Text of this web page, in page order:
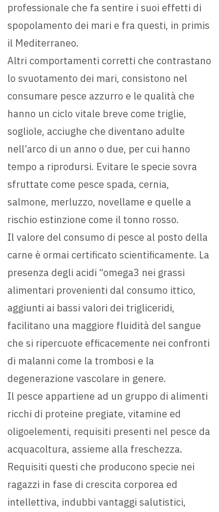
professionale che fa sentire i suoi effetti di
spopolamento dei mari e fra questi, in primis
il Mediterraneo.
Altri comportamenti corretti che contrastano
lo svuotamento dei mari, consistono nel
consumare pesce azzurro e le qualità che
hanno un ciclo vitale breve come triglie,
sogliole, acciughe che diventano adulte
nell’arco di un anno o due, per cui hanno
tempo a riprodursi. Evitare le specie sovra
sfruttate come pesce spada, cernia,
salmone, merluzzo, novellame e quelle a
rischio estinzione come il tonno rosso.
Il valore del consumo di pesce al posto della
carne è ormai certificato scientificamente. La
presenza degli acidi “omega3 nei grassi
alimentari provenienti dal consumo ittico,
aggiunti ai bassi valori dei trigliceridi,
facilitano una maggiore fluidità del sangue
che si ripercuote efficacemente nei confronti
di malanni come la trombosi e la
degenerazione vascolare in genere.
Il pesce appartiene ad un gruppo di alimenti
ricchi di proteine pregiate, vitamine ed
oligoelementi, requisiti presenti nel pesce da
acquacoltura, assieme alla freschezza.
Requisiti questi che producono specie nei
ragazzi in fase di crescita corporea ed
intellettiva, indubbi vantaggi salutistici,